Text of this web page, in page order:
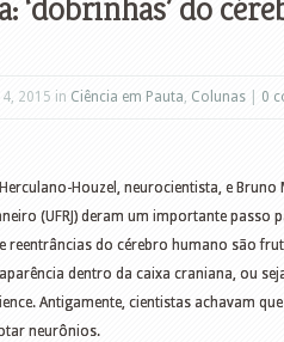
2015 in Ciência em Pauta, Colunas 0
Houzel, neurocientista, e
(UFRJ) deram um importante passo
reentrâncias do cérebro humano são
dentro da caixa craniana, ou
Antigamente, cientistas achavam
neurônios.